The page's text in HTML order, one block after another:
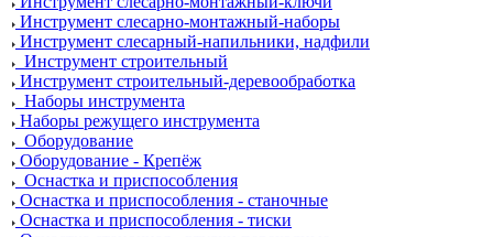
Инструмент слесарно-монтажный-наборы
Инструмент слесарный-напильники, надфили
Инструмент строительный
Инструмент строительный-деревообработка
Наборы инструмента
Наборы режущего инструмента
Оборудование
Оборудование - Крепёж
Оснастка и приспособления
Оснастка и приспособления - станочные
Оснастка и приспособления - тиски